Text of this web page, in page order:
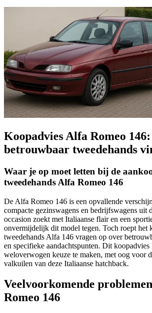
Koopadvies Alfa Romeo 146:
betrouwbaar tweedehands
Waar je op moet letten bij de
tweedehands Alfa Romeo 146
De Alfa Romeo 146 is een opvallende
compacte gezinswagens en bedrijfswagens uit
occasion zoekt met Italiaanse flair en een
onvermijdelijk dit model tegen. Toch roept het
tweedehands Alfa 146 vragen op over
en specifieke aandachtspunten. Dit koopadvies
weloverwogen keuze te maken, met oog voor
valkuilen van deze Italiaanse hatchback.
Veelvoorkomende
Romeo 146